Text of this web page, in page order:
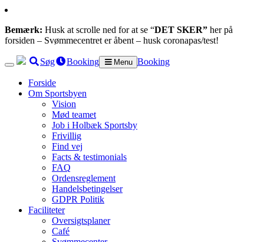
Bemærk: Husk at scrolle ned for at se “DET SKER” her på
forsiden – Svømmecentret er åbent – husk coronapas/test!
Søg Booking Menu Booking
Forside
Om Sportsbyen
Vision
Mød teamet
Job i Holbæk Sportsby
Frivillig
Find vej
Facts & testimonials
FAQ
Ordensreglement
Handelsbetingelser
GDPR Politik
Faciliteter
Oversigtsplaner
Café